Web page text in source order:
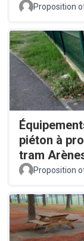
Proposition
piéton à
tram
Proposition